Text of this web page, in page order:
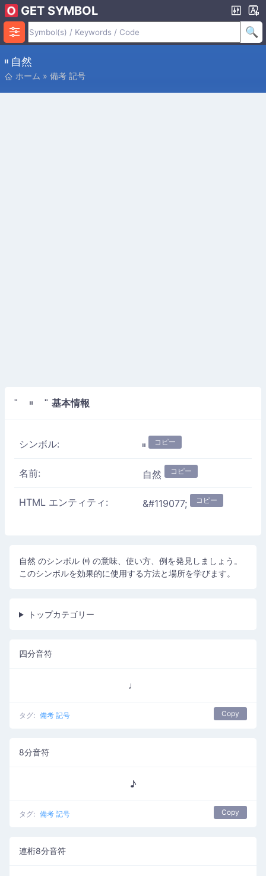
GET SYMBOL
𝄥 自然
ホーム » 備考 記号
" 𝄥 " 基本情報
シンボル: 𝄥 コピー
名前: 自然 コピー
HTML エンティティ: &#119077; コピー
自然 のシンボル (𝄥) の意味、使い方、例を発見しましょう。
このシンボルを効果的に使用する方法と場所を学びます。
トップカテゴリー
四分音符
♩
タグ: 備考 記号 Copy
8分音符
♪
タグ: 備考 記号 Copy
連桁8分音符